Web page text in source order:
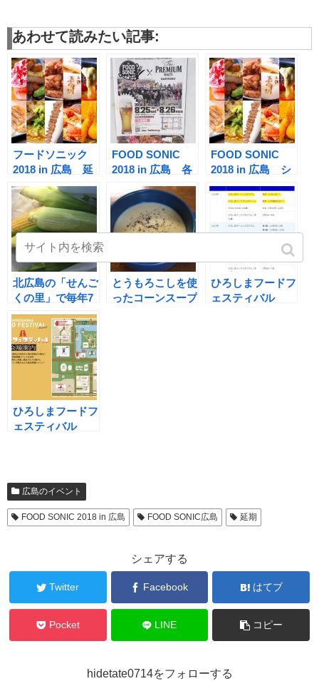
あわせて読みたい記事:
フードソニック
2018 in 広島 延
期後の再日程が決
定！
FOOD SONIC
2018 in 広島 各
店舗のメニューと
価格をご紹介
(^^♪
FOOD SONIC
2018 in 広島 シ
ョップとメニュー
一覧 絶対行くし
かない！！
北広島の「せんご
くの里」で毎年7
月恒例のとうもろ
こし狩りへ行って
きました
とうもろこしを使
ったコーンスープ
ひろしまフードフ
ェスティバル
ひろしまフードフ
ェスティバル
広島城周辺
広島のイベント
FOOD SONIC 2018 in 広島 FOOD SONIC広島 延期
シェアする
Twitter Facebook はてブ
Pocket LINE コピー
hidetate0714をフォローする